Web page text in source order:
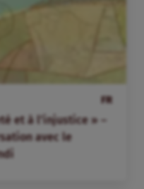
FR
et à l’injustice » –
avec le